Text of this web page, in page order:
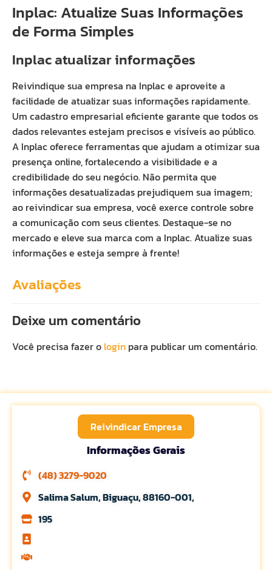
Inplac: Atualize Suas Informações
de Forma Simples
Inplac atualizar informações
Reivindique sua empresa na Inplac e aproveite a
facilidade de atualizar suas informações rapidamente.
Um cadastro empresarial eficiente garante que todos os
dados relevantes estejam precisos e visíveis ao público.
A Inplac oferece ferramentas que ajudam a otimizar sua
presença online, fortalecendo a visibilidade e a
credibilidade do seu negócio. Não permita que
informações desatualizadas prejudiquem sua imagem;
ao reivindicar sua empresa, você exerce controle sobre
a comunicação com seus clientes. Destaque-se no
mercado e eleve sua marca com a Inplac. Atualize suas
informações e esteja sempre à frente!
Avaliações
Deixe um comentário
Você precisa fazer o login para publicar um comentário.
Reivindicar Empresa
Informações Gerais
(48) 3279-9020
Salima Salum, Biguaçu, 88160-001,
195